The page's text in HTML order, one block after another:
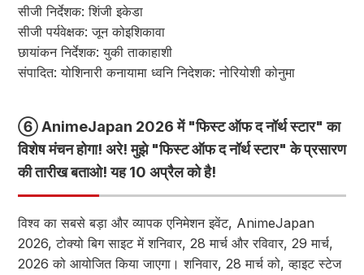
सीजी निर्देशक: शिंजी इकेडा
सीजी पर्यवेक्षक: जून कोइशिकावा
छायांकन निर्देशक: युकी ताकाहाशी
संपादित: योशिनारी कनायामा ध्वनि निदेशक: नोरियोशी कोनुमा
⑥ AnimeJapan 2026 में "फिस्ट ऑफ द नॉर्थ स्टार" का
विशेष मंचन होगा! अरे! मुझे "फिस्ट ऑफ द नॉर्थ स्टार" के प्रसारण
की तारीख बताओ! यह 10 अप्रैल को है!
विश्व का सबसे बड़ा और व्यापक एनिमेशन इवेंट, AnimeJapan
2026, टोक्यो बिग साइट में शनिवार, 28 मार्च और रविवार, 29 मार्च,
2026 को आयोजित किया जाएगा। शनिवार, 28 मार्च को, व्हाइट स्टेज